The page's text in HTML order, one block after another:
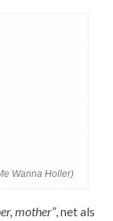
Wanna Holler)
mother”, net als